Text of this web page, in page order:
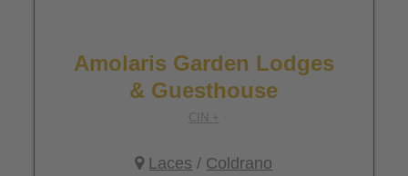
Amolaris Garden Lodges
& Guesthouse
CIN +
Laces / Coldrano